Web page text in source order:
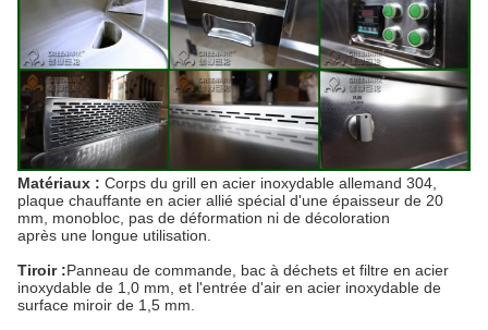
Matériaux : Corps du grill en acier inoxydable allemand 304,
plaque chauffante en acier allié spécial d'une épaisseur de 20
mm, monobloc, pas de déformation ni de décoloration
après une longue utilisation.
Tiroir :Panneau de commande, bac à déchets et filtre en acier
inoxydable de 1,0 mm, et l'entrée d'air en acier inoxydable de
surface miroir de 1,5 mm.